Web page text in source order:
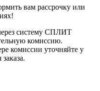
вам рассрочку или
систему СПЛИТ
комиссию.
комиссии уточняйте у